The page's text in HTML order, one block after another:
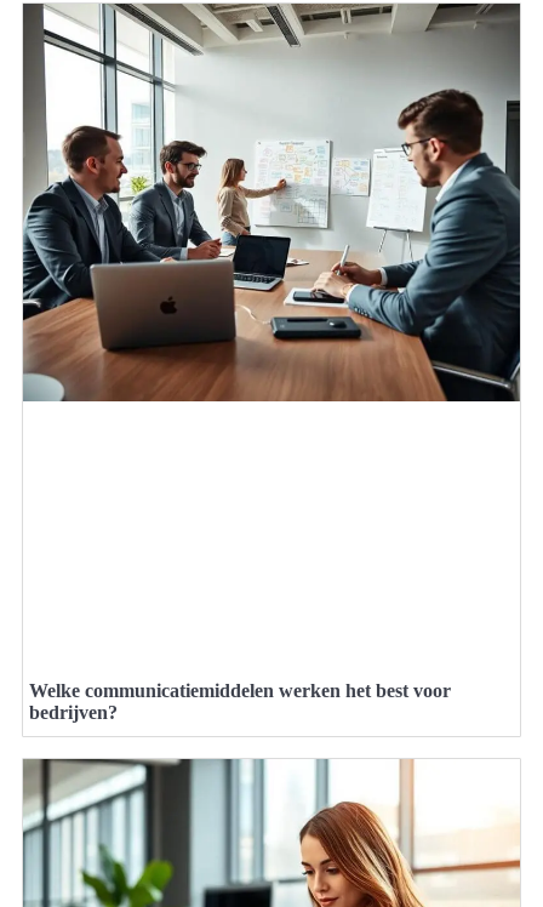
Welke communicatiemiddelen werken het best voor
bedrijven?